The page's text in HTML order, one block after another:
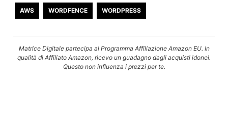
AWS WORDFENCE WORDPRESS
Matrice Digitale partecipa al Programma Affiliazione Amazon EU. In
qualità di Affiliato Amazon, ricevo un guadagno dagli acquisti idonei.
Questo non influenza i prezzi per te.